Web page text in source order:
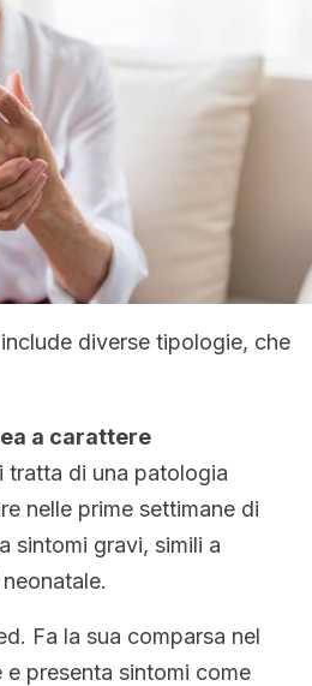
diverse tipologie, che
a carattere
tratta di una patologia
nelle prime settimane di
sintomi gravi, simili a
Fa la sua comparsa nel
presenta sintomi come